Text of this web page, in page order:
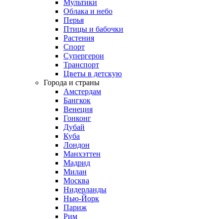
Мультики
Облака и небо
Перья
Птицы и бабочки
Растения
Спорт
Супергерои
Транспорт
Цветы в детскую
Города и страны
Амстердам
Бангкок
Венеция
Гонконг
Дубай
Куба
Лондон
Манхэттен
Мадрид
Милан
Москва
Нидерланды
Нью-Йорк
Париж
Рим